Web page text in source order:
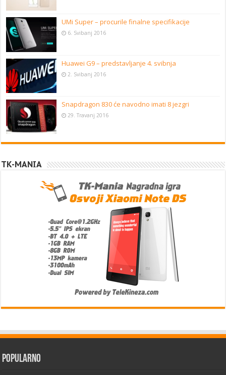
UMi Super – procurile finalne specifikacije
6. Svibanj 2016
Huawei G9 – predstavljanje 4. svibnja
2. Svibanj 2016
Snapdragon 830 će navodno imati 8 jezgri
29. Travanj 2016
TK-MANIA
Popularno